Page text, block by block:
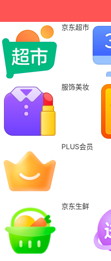
京东超市
服饰美妆
PLUS会员
京东生鲜